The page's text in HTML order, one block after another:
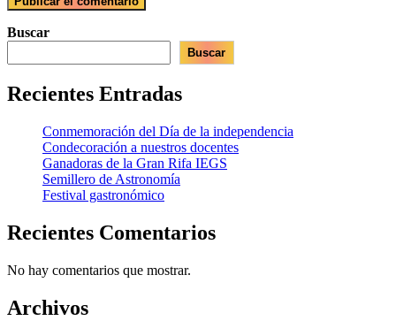
Buscar
Buscar
Recientes Entradas
Conmemoración del Día de la independencia
Condecoración a nuestros docentes
Ganadoras de la Gran Rifa IEGS
Semillero de Astronomía
Festival gastronómico
Recientes Comentarios
No hay comentarios que mostrar.
Archivos